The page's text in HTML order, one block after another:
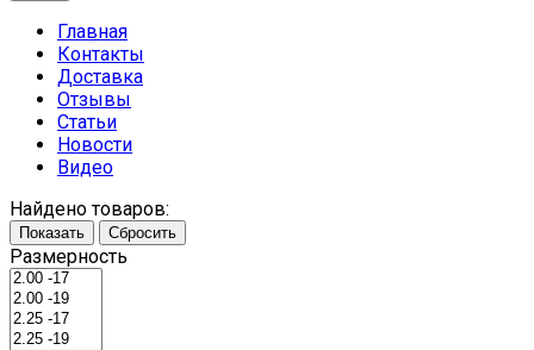
Главная
Контакты
Доставка
Отзывы
Статьи
Новости
Видео
Найдено товаров:
Показать Сбросить
Размерность